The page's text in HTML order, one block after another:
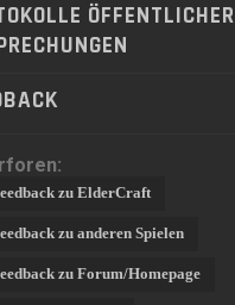
ÖFFENTLICHER
zu ElderCraft
zu anderen Spielen
zu Forum/Homepage